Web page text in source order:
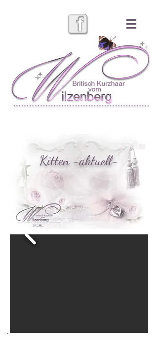
Kitten -aktuell-